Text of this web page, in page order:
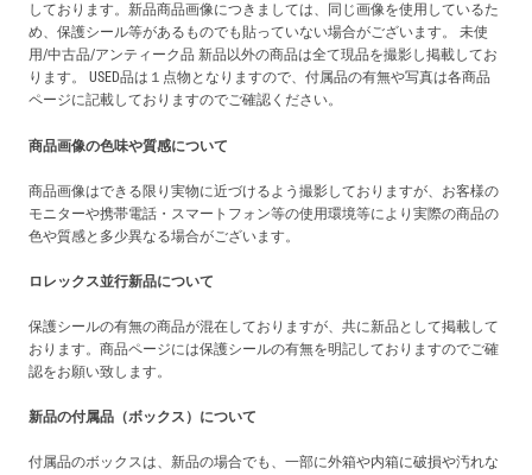
しております。新品商品画像につきましては、同じ画像を使用しているた
め、保護シール等があるものでも貼っていない場合がございます。 未使
用/中古品/アンティーク品 新品以外の商品は全て現品を撮影し掲載してお
ります。 USED品は１点物となりますので、付属品の有無や写真は各商品
ページに記載しておりますのでご確認ください。
商品画像の色味や質感について
商品画像はできる限り実物に近づけるよう撮影しておりますが、お客様の
モニターや携帯電話・スマートフォン等の使用環境等により実際の商品の
色や質感と多少異なる場合がございます。
ロレックス並行新品について
保護シールの有無の商品が混在しておりますが、共に新品として掲載して
おります。商品ページには保護シールの有無を明記しておりますのでご確
認をお願い致します。
新品の付属品（ボックス）について
付属品のボックスは、新品の場合でも、一部に外箱や内箱に破損や汚れな